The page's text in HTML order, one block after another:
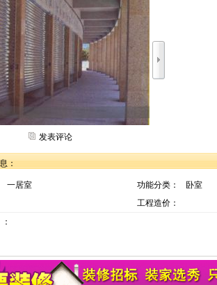
发表评论
：
一居室 功能分类：
卧室
工程造价：